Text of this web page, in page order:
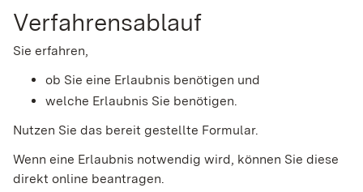
Verfahrensablauf
Sie erfahren,
ob Sie eine Erlaubnis benötigen und
welche Erlaubnis Sie benötigen.
Nutzen Sie das bereit gestellte Formular.
Wenn eine Erlaubnis notwendig wird, können Sie diese
direkt online beantragen.